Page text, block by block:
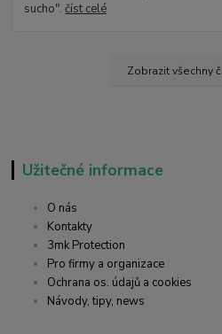
sucho".číst celé
Zobrazit všechny
Užitečné informace
O nás
Kontakty
3mk Protection
Pro firmy a organizace
Ochrana os. údajů a cookies
Návody, tipy, news